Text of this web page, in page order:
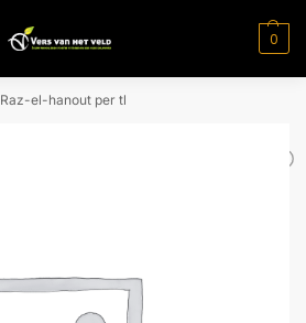
0
Raz-el-hanout per tl